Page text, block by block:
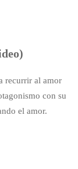
recurrir al amor
con su
el amor.